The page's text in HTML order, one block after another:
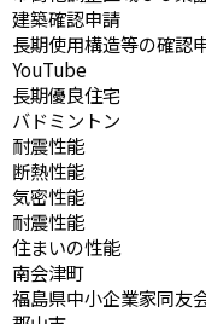
建築確認申請
長期使用構造等の確認
YouTube
長期優良住宅
バドミントン
耐震性能
断熱性能
気密性能
耐震性能
住まいの性能
南会津町
福島県中小企業家同友